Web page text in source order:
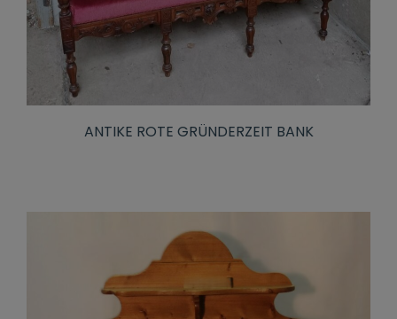
ANTIKE ROTE GRÜNDERZEIT BANK